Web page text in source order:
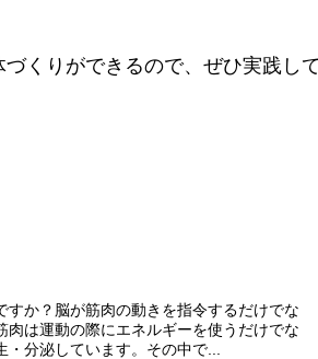
くりができるので、ぜひ実践して
か？脳が筋肉の動きを指令するだけでな
肉は運動の際にエネルギーを使うだけでな
分泌しています。その中で...